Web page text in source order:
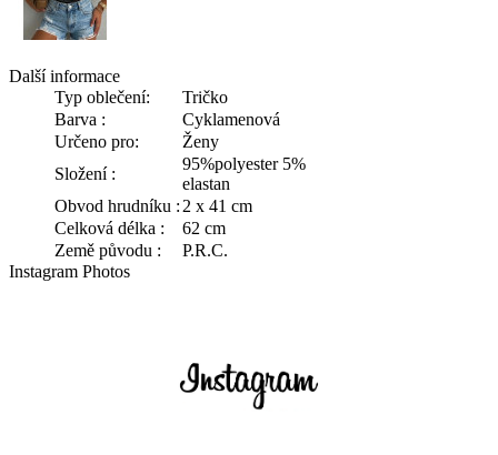
Další informace
Typ oblečení:
Tričko
Barva :
Cyklamenová
Určeno pro:
Ženy
Složení :
95%polyester 5%
elastan
Obvod hrudníku : 2 x 41 cm
Celková délka :
62 cm
Země původu :
P.R.C.
Instagram Photos